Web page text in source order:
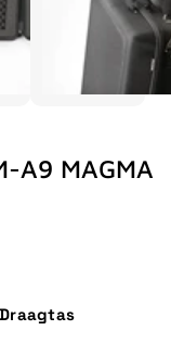
A9 MAGMA
Draagtas